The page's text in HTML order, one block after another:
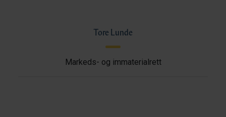
Tore Lunde
Markeds- og immaterialrett